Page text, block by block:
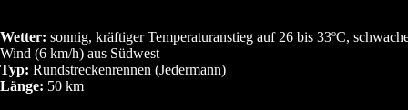
Wetter: sonnig, kräftiger Temperaturanstieg auf 26 bis 33ºC,
Wind (6 km/h) aus Südwest
Typ: Rundstreckenrennen (Jedermann)
Länge: 50 km